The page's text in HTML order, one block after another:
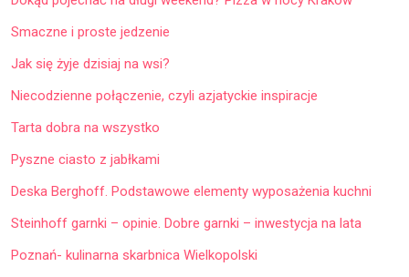
Smaczne i proste jedzenie
Jak się żyje dzisiaj na wsi?
Niecodzienne połączenie, czyli azjatyckie inspiracje
Tarta dobra na wszystko
Pyszne ciasto z jabłkami
Deska Berghoff. Podstawowe elementy wyposażenia kuchni
Steinhoff garnki – opinie. Dobre garnki – inwestycja na lata
Poznań- kulinarna skarbnica Wielkopolski